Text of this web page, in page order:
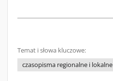
Temat i słowa kluczowe:
czasopisma regionalne i lokalne